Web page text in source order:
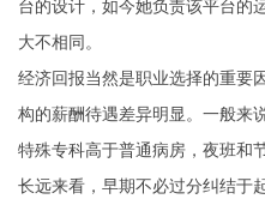
台的设计，如今她负责该平台的
大不相同。
经济回报当然是职业选择的重要
构的薪酬待遇差异明显。一般来
特殊专科高于普通病房，夜班和
长远来看，早期不必过分纠结于